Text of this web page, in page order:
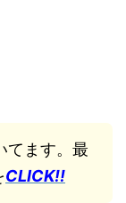
ます。最
CLICK!!